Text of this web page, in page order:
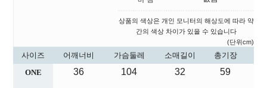
상품의 색상은 개인 모니터의 해상도에 따라 약
간의 색상 차이가 있을 수 있습니다
(단위cm)
사이즈 어깨너비 가슴둘레 소매길이
총기장
ONE
36 104 32 59